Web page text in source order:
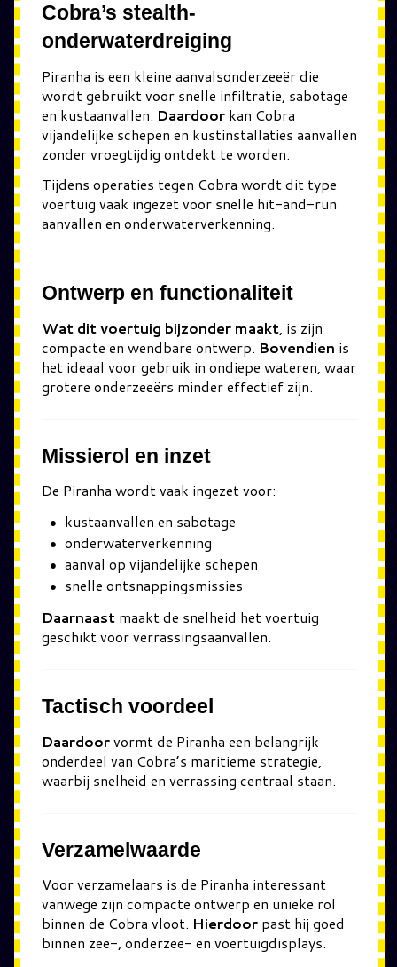
Cobra’s stealth-
onderwaterdreiging
Piranha is een kleine aanvalsonderzeeër die
wordt gebruikt voor snelle infiltratie, sabotage
en kustaanvallen. Daardoor kan Cobra
vijandelijke schepen en kustinstallaties aanvallen
zonder vroegtijdig ontdekt te worden.
Tijdens operaties tegen Cobra wordt dit type
voertuig vaak ingezet voor snelle hit-and-run
aanvallen en onderwaterverkenning.
Ontwerp en functionaliteit
Wat dit voertuig bijzonder maakt , is zijn
compacte en wendbare ontwerp. Bovendien is
het ideaal voor gebruik in ondiepe wateren, waar
grotere onderzeeërs minder effectief zijn.
Missierol en inzet
De Piranha wordt vaak ingezet voor:
kustaanvallen en sabotage
onderwaterverkenning
aanval op vijandelijke schepen
snelle ontsnappingsmissies
Daarnaast maakt de snelheid het voertuig
geschikt voor verrassingsaanvallen.
Tactisch voordeel
Daardoorvormt de Piranha een belangrijk
onderdeel van Cobra’s maritieme strategie,
waarbij snelheid en verrassing centraal staan.
Verzamelwaarde
Voor verzamelaars is de Piranha interessant
vanwege zijn compacte ontwerp en unieke rol
binnen de Cobra vloot. Hierdoor past hij goed
binnen zee-, onderzee- en voertuigdisplays.